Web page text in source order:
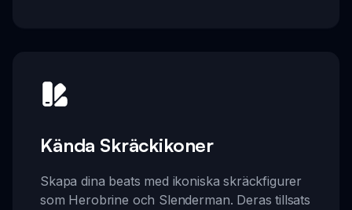
Kända Skräckikoner
Skapa dina beats med ikoniska skräckfigurer
som Herobrine och Slenderman. Deras tillsats